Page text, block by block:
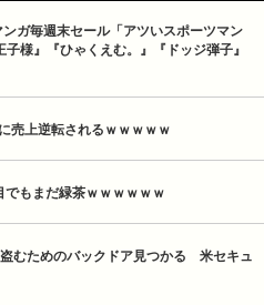
ガ毎週末セール「アツいスポーツマン
様』『ひゃくえむ。』『ドッジ弾子』
売上逆転されるｗｗｗｗｗ
でもまだ緑茶ｗｗｗｗｗｗ
むためのバックドア見つかる　米セキュ